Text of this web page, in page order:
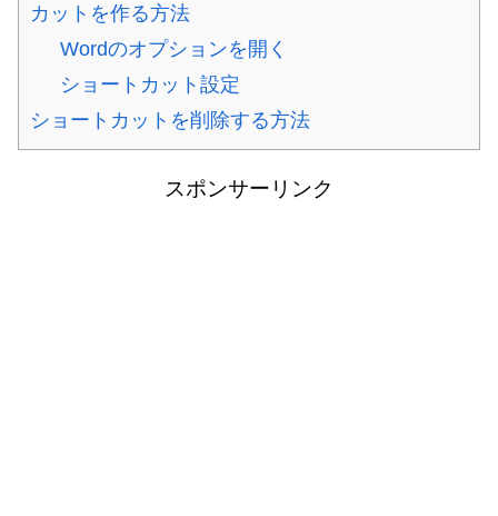
カットを作る方法
Wordのオプションを開く
ショートカット設定
ショートカットを削除する方法
スポンサーリンク